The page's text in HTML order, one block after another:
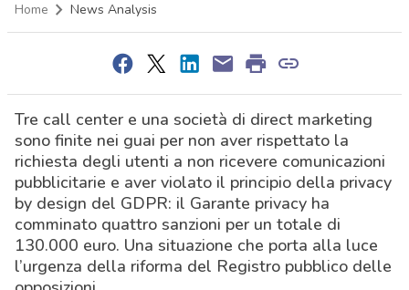
Home News Analysis
Tre call center e una società di direct marketing
sono finite nei guai per non aver rispettato la
richiesta degli utenti a non ricevere comunicazioni
pubblicitarie e aver violato il principio della privacy
by design del GDPR: il Garante privacy ha
comminato quattro sanzioni per un totale di
130.000 euro. Una situazione che porta alla luce
l’urgenza della riforma del Registro pubblico delle